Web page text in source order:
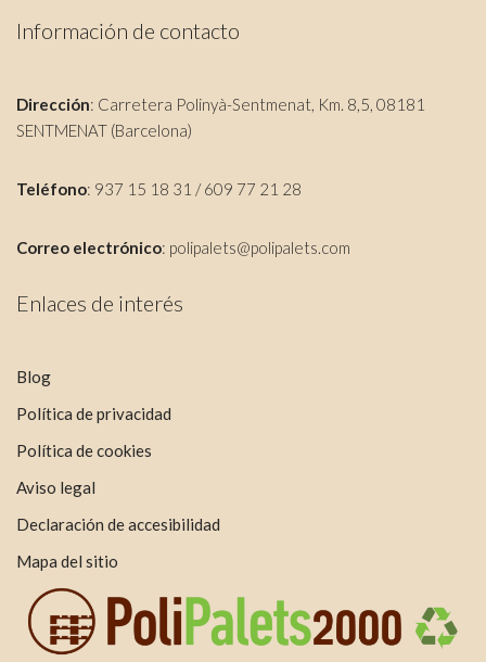
Información de contacto
Dirección: Carretera Polinyà-Sentmenat, Km. 8,5, 08181
SENTMENAT (Barcelona)
Teléfono: 937 15 18 31 / 609 77 21 28
Correo electrónico: polipalets@polipalets.com
Enlaces de interés
Blog
Política de privacidad
Política de cookies
Aviso legal
Declaración de accesibilidad
Mapa del sitio